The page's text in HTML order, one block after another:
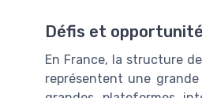
Défis et
En France, la structure
représentent une